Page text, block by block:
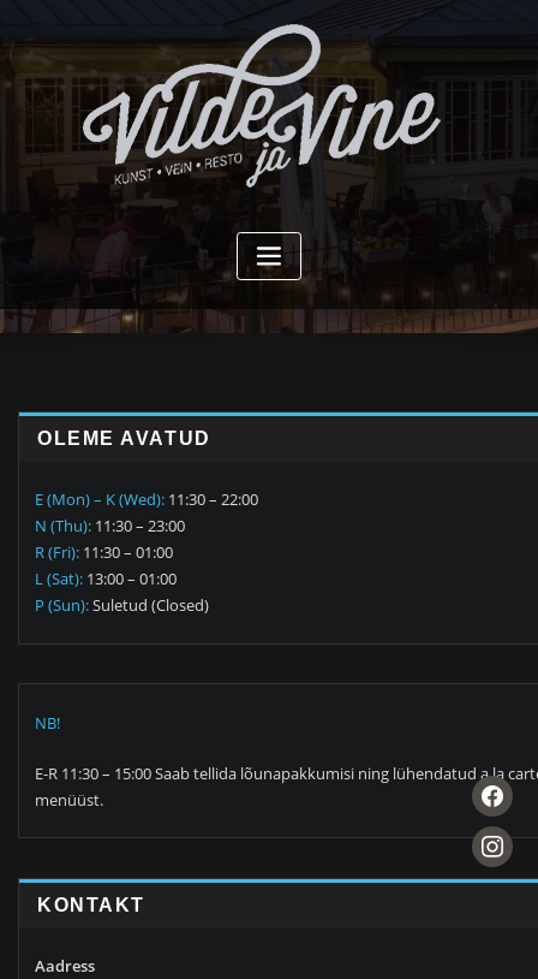
content
OLEME AVATUD
E (Mon) – K (Wed): 11:30 – 22:00
N (Thu): 11:30 – 23:00
R (Fri): 11:30 – 01:00
L (Sat): 13:00 – 01:00
P (Sun):Suletud (Closed)
NB!
E-R 11:30 – 15:00 Saab tellida lõunapakkumisi ning lühendatud a la
menüüst.
KONTAKT
Aadress
facebook